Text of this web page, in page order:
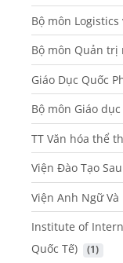
Bộ môn
Bộ môn Quản trị
Giáo Dục Quốc
Bộ môn Giáo
TT Văn hóa thể
Viện Đào Tạo
Viện Anh Ngữ
Institute of
Quốc Tế)
(1)